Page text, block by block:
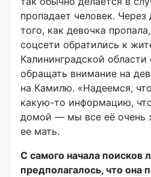
пропадает человек. Через
того, как девочка
соцсети обратились к
Калининградской области
обращать внимание на
на Камилю. «Надеемся,
какую-то информацию,
домой — мы все её
ее мать.
С самого начала поисков
предполагалось, что она